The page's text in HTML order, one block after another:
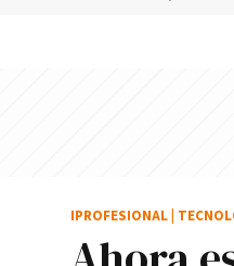
IPROFESIONAL